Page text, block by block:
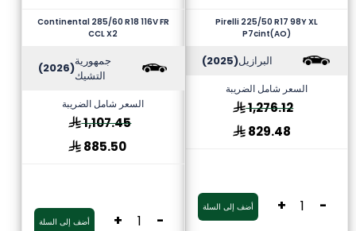
Pirelli 225/50 R17 98Y XL
P7cint(AO)
البرازيل(2025)
السعر شامل الضريبة
1,276.12
829.48
-
+ أضف إلى السلة
Continental 285/60 R18 116V FR
CCL X2
جمهورية
التشيك(2026)
السعر شامل الضريبة
1,107.45
885.50
-
+ أضف إلى السلة